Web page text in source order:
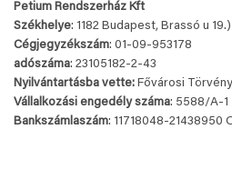
Petium Rendszerház Kft
Székhelye: 1182 Budapest, Brassó u
Cégjegyzékszám: 01-09-953178
adószáma: 23105182-2-43
Nyilvántartásba vette: Fővárosi
Vállalkozási engedély száma: 5588/A-1
Bankszámlaszám: 11718048-21438950